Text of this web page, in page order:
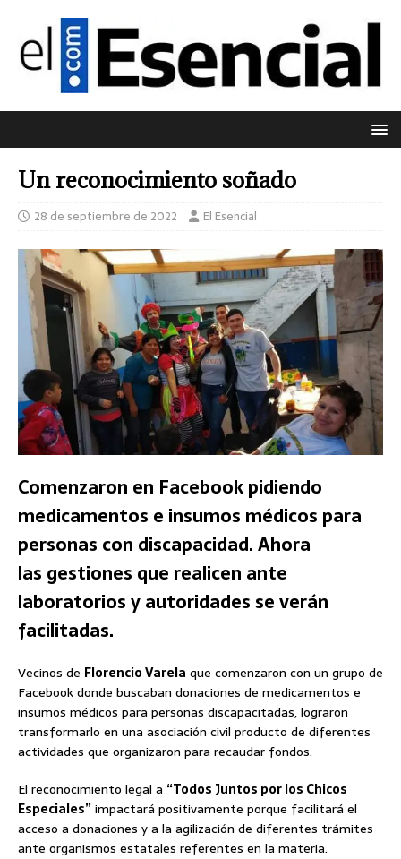
Un reconocimiento soñado
28 de septiembre de 2022 El Esencial
Comenzaron en Facebook pidiendo
medicamentos e insumos médicos para
personas con discapacidad. Ahora
las gestiones que realicen ante
laboratorios y autoridades se verán
facilitadas.
Vecinos de Florencio Varela que comenzaron con un grupo de
Facebook donde buscaban donaciones de medicamentos e
insumos médicos para personas discapacitadas, lograron
transformarlo en una asociación civil producto de diferentes
actividades que organizaron para recaudar fondos.
El reconocimiento legal a “Todos Juntos por los Chicos
Especiales”impactará positivamente porque facilitará el
acceso a donaciones y a la agilización de diferentes trámites
ante organismos estatales referentes en la materia.